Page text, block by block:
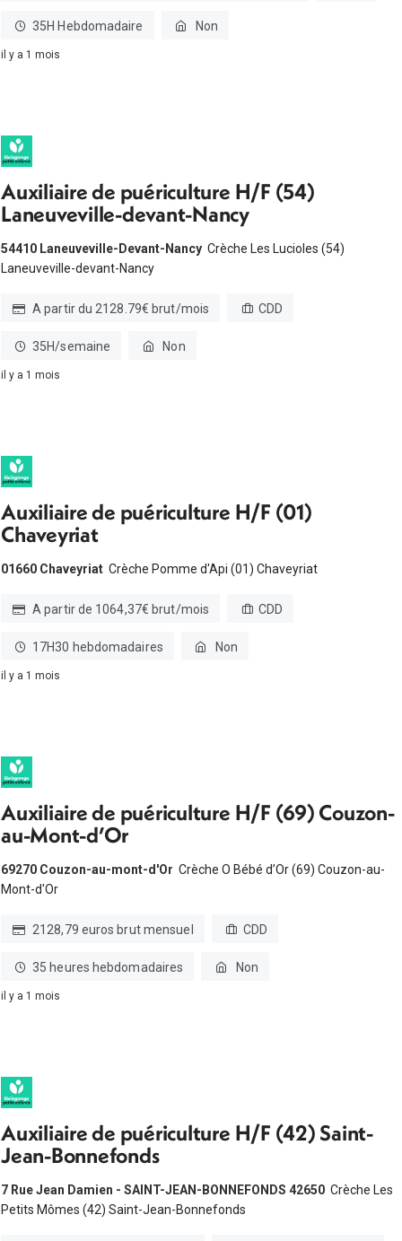
35H Hebdomadaire Non
il y a 1 mois
Auxiliaire de puériculture H/F (54)
Laneuveville-devant-Nancy
54410 Laneuveville-Devant-Nancy Crèche Les Lucioles (54)
Laneuveville-devant-Nancy
A partir du 2128.79€ brut/mois CDD
35H/semaine Non
il y a 1 mois
Auxiliaire de puériculture H/F (01)
Chaveyriat
01660 Chaveyriat Crèche Pomme d'Api (01) Chaveyriat
A partir de 1064,37€ brut/mois CDD
17H30 hebdomadaires Non
il y a 1 mois
Auxiliaire de puériculture H/F (69) Couzon-
au-Mont-d’Or
69270 Couzon-au-mont-d'Or Crèche O Bébé d’Or (69) Couzon-au-
Mont-d'Or
2128,79 euros brut mensuel CDD
35 heures hebdomadaires Non
il y a 1 mois
Auxiliaire de puériculture H/F (42) Saint-
Jean-Bonnefonds
7 Rue Jean Damien - SAINT-JEAN-BONNEFONDS 42650 Crèche Les
Petits Mômes (42) Saint-Jean-Bonnefonds